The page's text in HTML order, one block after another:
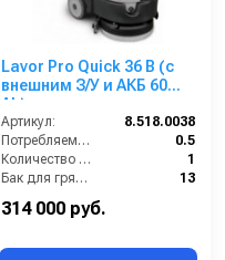
Lavor Pro Quick 36 B (с
внешним З/У и АКБ 60
Ah)
Артикул:
8.518.0038
Потребляемая мощность (кВт):
0.5
Количество щеток (шт):
1
Бак для грязной воды (л):
13
314 000 руб.